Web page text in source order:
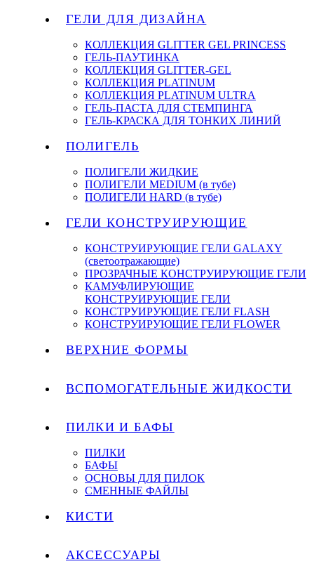
ГЕЛИ ДЛЯ ДИЗАЙНА
КОЛЛЕКЦИЯ GLITTER GEL PRINCESS
ГЕЛЬ-ПАУТИНКА
КОЛЛЕКЦИЯ GLITTER-GEL
КОЛЛЕКЦИЯ PLATINUM
КОЛЛЕКЦИЯ PLATINUM ULTRA
ГЕЛЬ-ПАСТА ДЛЯ СТЕМПИНГА
ГЕЛЬ-КРАСКА ДЛЯ ТОНКИХ ЛИНИЙ
ПОЛИГЕЛЬ
ПОЛИГЕЛИ ЖИДКИЕ
ПОЛИГЕЛИ MEDIUM (в тубе)
ПОЛИГЕЛИ HARD (в тубе)
ГЕЛИ КОНСТРУИРУЮЩИЕ
КОНСТРУИРУЮЩИЕ ГЕЛИ GALAXY
(светоотражающие)
ПРОЗРАЧНЫЕ КОНСТРУИРУЮЩИЕ ГЕЛИ
КАМУФЛИРУЮЩИЕ
КОНСТРУИРУЮЩИЕ ГЕЛИ
КОНСТРУИРУЮЩИЕ ГЕЛИ FLASH
КОНСТРУИРУЮЩИЕ ГЕЛИ FLOWER
ВЕРХНИЕ ФОРМЫ
ВСПОМОГАТЕЛЬНЫЕ ЖИДКОСТИ
ПИЛКИ И БАФЫ
ПИЛКИ
БАФЫ
ОСНОВЫ ДЛЯ ПИЛОК
СМЕННЫЕ ФАЙЛЫ
КИСТИ
АКСЕССУАРЫ